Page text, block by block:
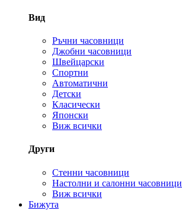
Вид
Ръчни часовници
Джобни часовници
Швейцарски
Спортни
Автоматични
Детски
Класически
Японски
Виж всички
Други
Стенни часовници
Настолни и салонни часовници
Виж всички
Бижута